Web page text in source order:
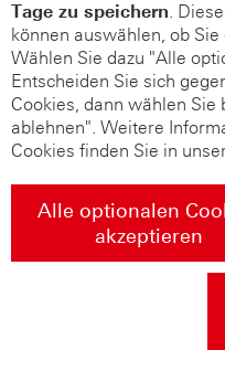
Tage zu speichern.
können auswählen, ob
Wählen Sie dazu "Alle
Entscheiden Sie sich
Cookies, dann wählen
ablehnen". Weitere
Cookies finden Sie in
Alle optionalen
akzeptieren